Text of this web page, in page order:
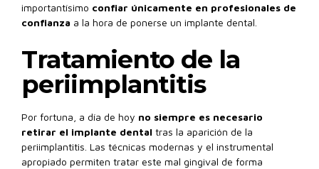
importantísimo confiar únicamente en profesionales de
confianza a la hora de ponerse un implante dental.
Tratamiento de la
periimplantitis
Por fortuna, a día de hoy no siempre es necesario
retirar el implante dental tras la aparición de la
periimplantitis. Las técnicas modernas y el instrumental
apropiado permiten tratar este mal gingival de forma